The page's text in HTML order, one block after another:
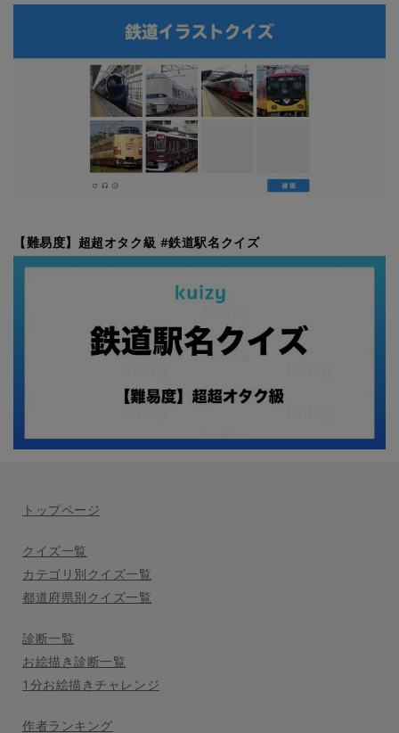
【難易度】超超オタク級 #鉄道駅名クイズ
トップページ
クイズ一覧
カテゴリ別クイズ一覧
都道府県別クイズ一覧
診断一覧
お絵描き診断一覧
1分お絵描きチャレンジ
作者ランキング